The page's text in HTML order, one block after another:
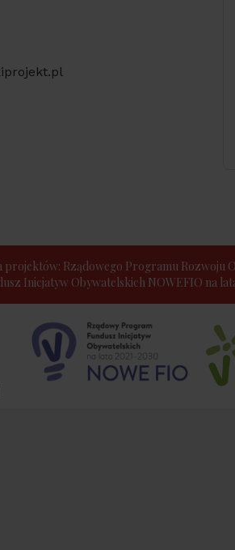
Rządowego Programu Rozwoju
Inicjatyw Obywatelskich NOWEFIO na